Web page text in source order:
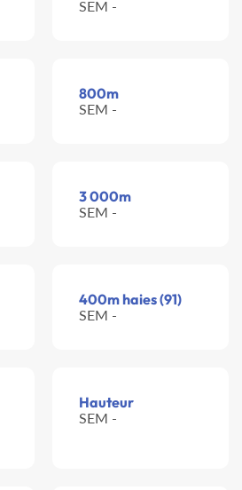
SEM -
800m
SEM -
3 000m
SEM -
400m haies (91)
SEM -
Hauteur
SEM -